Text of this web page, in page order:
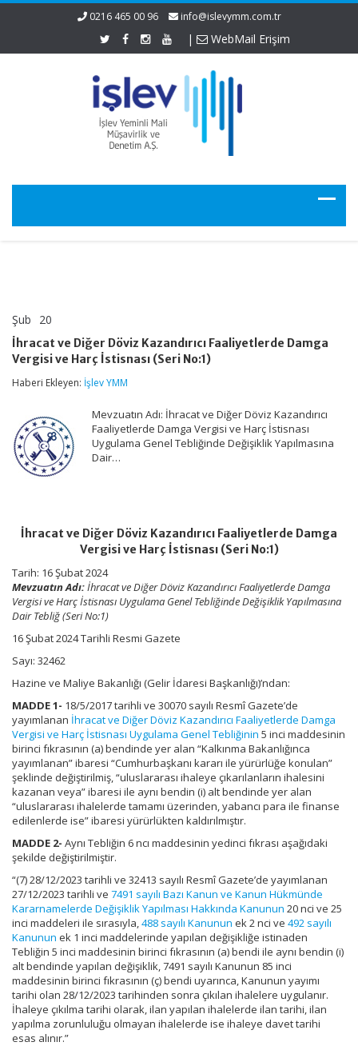
0216 465 00 96 info@islevymm.com.tr
| WebMail Erişim
Şub 20
Diğer
Döviz
Faaliyetlerde
Vergisi
Harç
İstisnası
İhracat ve Diğer Döviz Kazandırıcı Faaliyetlerde Damga
Vergisi ve Harç İstisnası (Seri No:1)
Haberi Ekleyen: İşlev YMM
Mevzuatın Adı: İhracat ve Diğer Döviz Kazandırıcı
Faaliyetlerde Damga Vergisi ve Harç İstisnası
Uygulama Genel Tebliğinde Değişiklik Yapılmasına
Dair…
İhracat ve Diğer Döviz Kazandırıcı Faaliyetlerde Damga
Vergisi ve Harç İstisnası (Seri No:1)
Tarih: 16 Şubat 2024
Mevzuatın Adı:İhracat ve Diğer Döviz Kazandırıcı Faaliyetlerde Damga
Vergisi ve Harç İstisnası Uygulama Genel Tebliğinde Değişiklik Yapılmasına
Dair Tebliğ (Seri No:1)
16 Şubat 2024 Tarihli Resmi Gazete
Sayı: 32462
Hazine ve Maliye Bakanlığı (Gelir İdaresi Başkanlığı)’ndan:
MADDE 1- 18/5/2017 tarihli ve 30070 sayılı Resmî Gazete’de
yayımlanan İhracat ve Diğer Döviz Kazandırıcı Faaliyetlerde Damga
Vergisi ve Harç İstisnası Uygulama Genel Tebliğinin 5 inci maddesinin
birinci fıkrasının (a) bendinde yer alan “Kalkınma Bakanlığınca
yayımlanan” ibaresi “Cumhurbaşkanı kararı ile yürürlüğe konulan”
şeklinde değiştirilmiş, “uluslararası ihaleye çıkarılanların ihalesini
kazanan veya” ibaresi ile aynı bendin (i) alt bendinde yer alan
“uluslararası ihalelerde tamamı üzerinden, yabancı para ile finanse
edilenlerde ise” ibaresi yürürlükten kaldırılmıştır.
MADDE 2- Aynı Tebliğin 6 ncı maddesinin yedinci fıkrası aşağıdaki
şekilde değiştirilmiştir.
“(7) 28/12/2023 tarihli ve 32413 sayılı Resmî Gazete’de yayımlanan
27/12/2023 tarihli ve 7491 sayılı Bazı Kanun ve Kanun Hükmünde
Kararnamelerde Değişiklik Yapılması Hakkında Kanunun 20 nci ve 25
inci maddeleri ile sırasıyla,488 sayılı Kanunun ek 2 nci ve 492 sayılı
Kanunun ek 1 inci maddelerinde yapılan değişikliğe istinaden
Tebliğin 5 inci maddesinin birinci fıkrasının (a) bendi ile aynı bendin (i)
alt bendinde yapılan değişiklik, 7491 sayılı Kanunun 85 inci
maddesinin birinci fıkrasının (ç) bendi uyarınca, Kanunun yayımı
tarihi olan 28/12/2023 tarihinden sonra çıkılan ihalelere uygulanır.
İhaleye çıkılma tarihi olarak, ilan yapılan ihalelerde ilan tarihi, ilan
yapılma zorunluluğu olmayan ihalelerde ise ihaleye davet tarihi
esas alınır.”